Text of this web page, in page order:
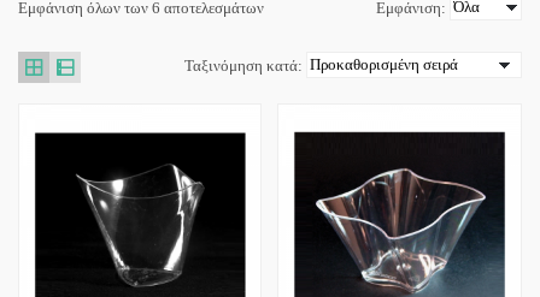
Εμφάνιση όλων των 6 αποτελεσμάτων Εμφάνιση:
Ταξινόμηση κατά: